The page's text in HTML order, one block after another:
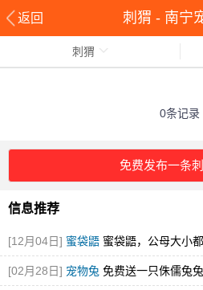
返回 刺猬 - 南宁
刺猬
0条记录
免费发布一条
信息推荐
[12月04日] 蜜袋鼯 蜜袋鼯，公母大小
[02月28日] 宠物兔 免费送一只侏儒兔兔